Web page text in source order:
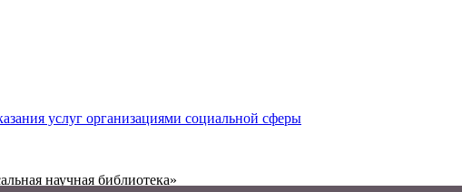
услуг организациями социальной сферы
научная библиотека»